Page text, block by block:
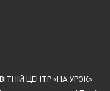
ЦЕНТР «НА УРОК»